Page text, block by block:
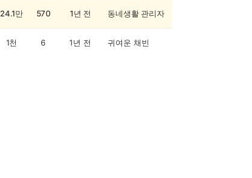
24.1만 570 1년 전 동네생활 관리자
1천 6 1년 전 귀여운 채빈